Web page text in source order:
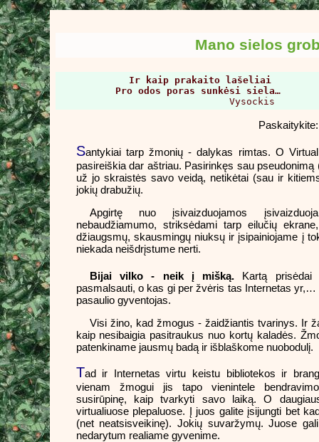
Mano sielos
Ir kaip prakaito lašeliai
          Pro odos poras sunkėsi siela…
Vysockis
Santykiai tarp žmonių - dalykas rimtas. O
pasireiškia dar aštriau. Pasirinkęs sau pseudonimą
už jo skraistės savo veidą, netikėtai (sau ir
jokių drabužių.
Apgirtę nuo įsivaizduojamos
nebaudžiamumo, striksėdami tarp eilučių
džiaugsmų, skausmingų niuksų ir įsipainiojame į
niekada neišdrįstume nerti.
Bijai vilko - neik į mišką. Kartą prisėdai
pasmalsauti, o kas gi per žvėris tas Internetas yr,…
pasaulio gyventojas.
Visi žino, kad žmogus - žaidžiantis tvarinys. Ir
kaip nesibaigia pasitraukus nuo kortų kaladės.
patenkiname jausmų badą ir išblaškome nuobodulį.
Tad ir Internetas virtu keistu bibliotekos ir
vienam žmogui jis tapo vienintele
susirūpinę, kaip tvarkyti savo laiką. O
virtualiuose plepaluose. Į juos galite įsijungti bet
(net neatsisveikinę). Jokių suvaržymų. Juose
nedarytum realiame gyvenime.